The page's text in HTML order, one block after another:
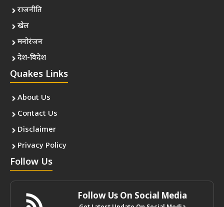
राजनीति
खेल
मनोरंजन
देश-विदेश
Quakes Links
About Us
Contact Us
Disclaimer
Privacy Policy
Follow Us
Follow Us On Social Media